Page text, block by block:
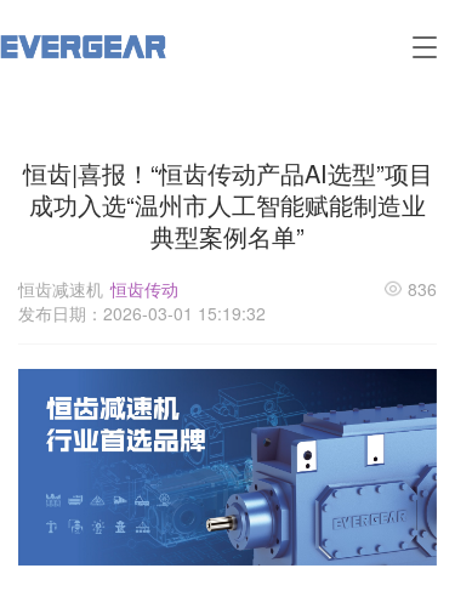
T
e
n
a
g
i
n
恒齿|喜报！“恒齿传动产品AI选型”项目
成功入选“温州市人工智能赋能制造业
典型案例名单”
恒齿减速机 恒齿传动
发布日期：2026-03-01 15:19:32
836